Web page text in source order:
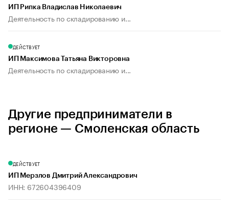
ИП Рипка Владислав Николаевич
Деятельность по складированию и...
ДЕЙСТВУЕТ
ИП Максимова Татьяна Викторовна
Деятельность по складированию и...
Другие предприниматели в
регионе — Смоленская область
ДЕЙСТВУЕТ
ИП Мерзлов Дмитрий Александрович
ИНН: 672604396409